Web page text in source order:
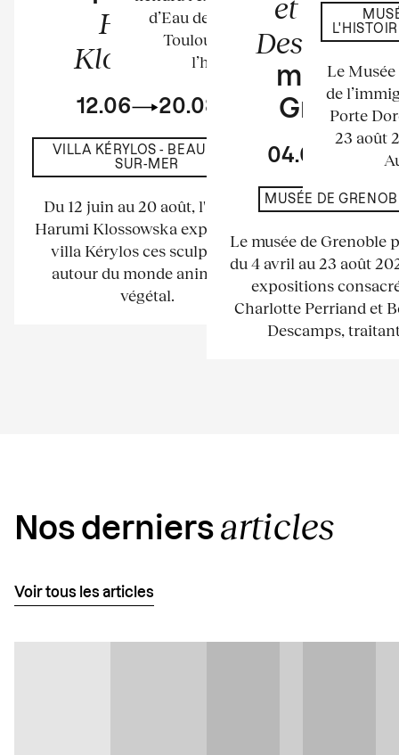
Harumi
Klossowska
12.06 20.08
VILLA KÉRYLOS - BEAULIEU-
SUR-MER
Du 12 juin au 20 août, l'artiste
Harumi Klossowska expose à la
villa Kérylos ces sculptures
autour du monde animal et
végétal.
d’Eau de l’espace La Tour à
Toulouse. Elle mettra à
l’honneur les...
et
Descamps
musée
Grenoble
04.04
MUSÉE DE
Le musée de Grenoble
du 4 avril au 23 août
expositions
Charlotte Perriand et
Descamps,
Le
de
Porte
23 août
Nos derniers articles
Voir tous les articles